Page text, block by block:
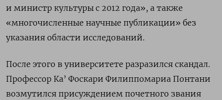
и министр культуры с 2012 года», а также
«многочисленные научные публикации» без
указания области исследований.
После этого в университете разразился скандал.
Профессор Ка’ Фоскари Филиппомариа Понтани
возмутился присуждением почетного звания